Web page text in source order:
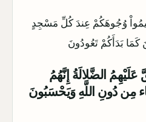
وُجُوهَكُمْ عِندَ كُلِّ مَسْجِدٍ
بَدَأَكُمْ تَعُودُونَ
الضَّلالَةُ إِنَّهُمُ
مِن دُونِ اللَّهِ وَيَحْسَبُونَ